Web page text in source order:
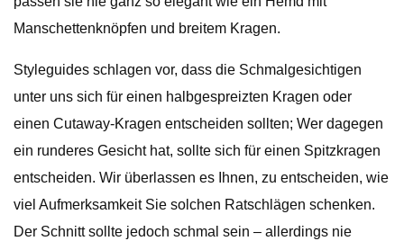
Manschettenknöpfen und breitem Kragen.
Styleguides schlagen vor, dass die Schmalgesichtigen
unter uns sich für einen halbgespreizten Kragen oder
einen Cutaway-Kragen entscheiden sollten; Wer dagegen
ein runderes Gesicht hat, sollte sich für einen Spitzkragen
entscheiden. Wir überlassen es Ihnen, zu entscheiden, wie
viel Aufmerksamkeit Sie solchen Ratschlägen schenken.
Der Schnitt sollte jedoch schmal sein – allerdings nie